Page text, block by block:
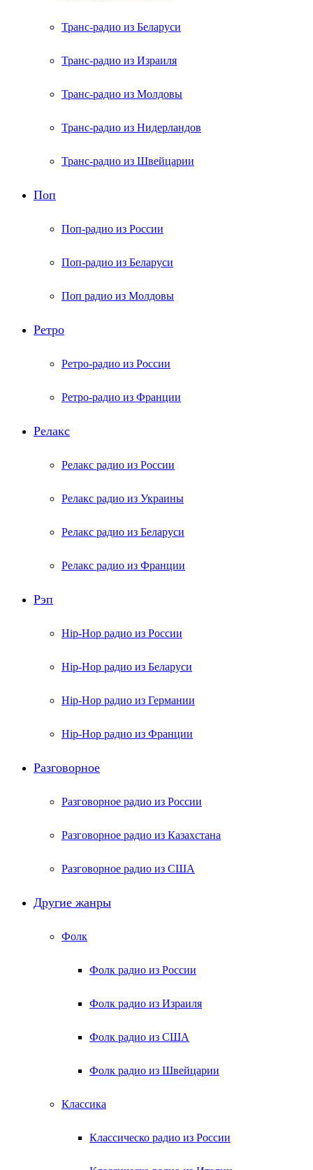
Транс-радио из Беларуси
Транс-радио из Израиля
Транс-радио из Молдовы
Транс-радио из Нидерландов
Транс-радио из Швейцарии
Поп
Поп-радио из России
Поп-радио из Беларуси
Поп радио из Молдовы
Ретро
Ретро-радио из России
Ретро-радио из Франции
Релакс
Релакс радио из России
Релакс радио из Украины
Релакс радио из Беларуси
Релакс радио из Франции
Рэп
Hip-Hop радио из России
Hip-Hop радио из Беларуси
Hip-Hop радио из Германии
Hip-Hop радио из Франции
Разговорное
Разговорное радио из России
Разговорное радио из Казахстана
Разговорное радио из США
Другие жанры
Фолк
Фолк радио из России
Фолк радио из Израиля
Фолк радио из США
Фолк радио из Швейцарии
Классика
Классическо радио из России